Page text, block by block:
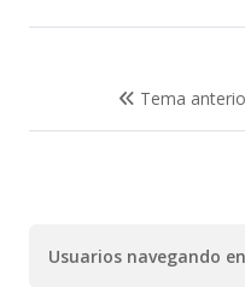
Tema
Usuarios navegando